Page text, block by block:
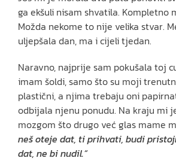
ga ekšuli nisam shvatila. Kompletno
Možda nekome to nije velika stvar.
uljepšala dan, ma i cijeli tjedan.
Naravno, najprije sam pokušala toj
imam šoldi, samo što su moji
plastični, a njima trebaju oni
odbijala njenu ponudu. Na kraju mi
mozgom što drugo već glas mame
neš oteje dat, ti prihvati, budi
dat, ne bi nudil.“